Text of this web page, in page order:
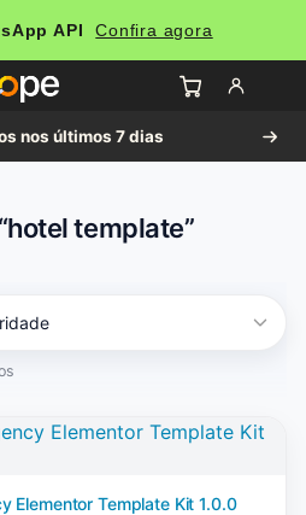
API Confira agora
nos últimos 7 dias
template”
Elementor Template Kit 1.0.0